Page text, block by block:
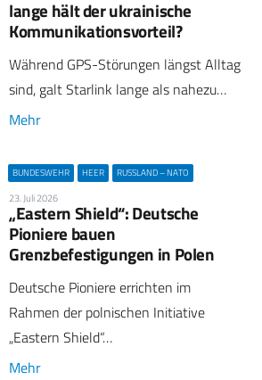
lange hält der ukrainische
Kommunikationsvorteil?
Während GPS-Störungen längst Alltag
sind, galt Starlink lange als nahezu…
Mehr
BUNDESWEHR HEER RUSSLAND – NATO
23. Juli 2026
„Eastern Shield“: Deutsche
Pioniere bauen
Grenzbefestigungen in Polen
Deutsche Pioniere errichten im
Rahmen der polnischen Initiative
„Eastern Shield“…
Mehr